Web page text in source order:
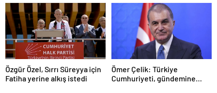
ne zaman kendini feshedecek
Özgür Özel, Sırrı Süreyya için
Fatiha yerine alkış istedi
Ömer Çelik: Türkiye
Cumhuriyeti, gündemine